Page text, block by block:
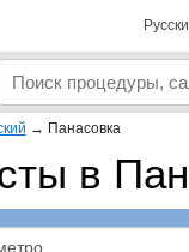
→ Панасовка
в